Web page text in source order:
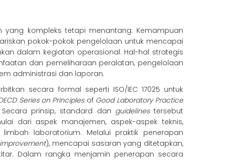
yang kompleks tetapi menantang. Kemampuan
pokok-pokok pengelolaan untuk mencapai
dalam kegiatan operasional. Hal-hal strategis
dan pemeliharaan peralatan, pengelolaan
administrasi dan laporan.
secara formal seperti ISO/IEC 17025 untuk
Series on Principlesof Good Laboratory Practice
prinsip, standard dan guidelinestersebut
dari aspek manajemen, aspek-aspek teknis,
laboratorium. Melalui praktik penerapan
), mencapai sasaran yang ditetapkan,
Dalam rangka menjamin penerapan secara